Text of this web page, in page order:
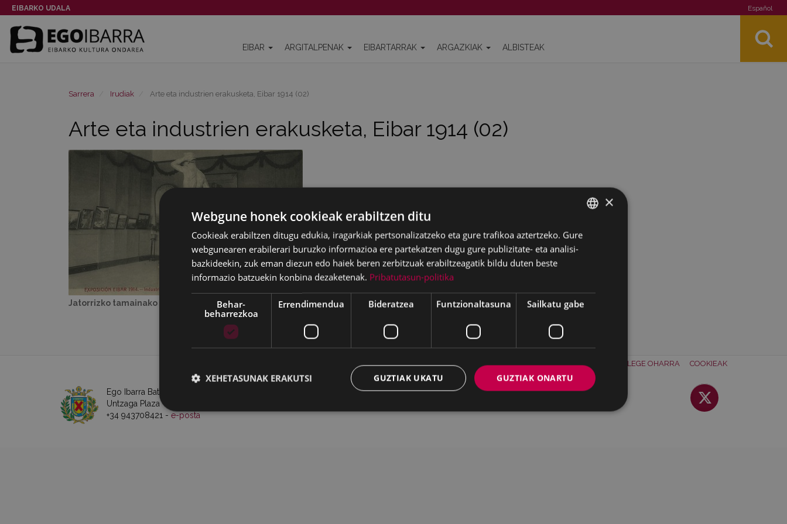
EIBARKO UDALA Español
EIBAR ARGITALPENAK EIBARTARRAK ARGAZKIAK ALBISTEAK
Sarrera Irudiak Arte eta industrien erakusketa, Eibar 1914 (02)
Arte eta industrien erakusketa, Eibar 1914 (02)
Jatorrizko tamainako irudia: | Ikusi Deskargatu
WEB MAPA IRISGARRITASUNA KONTAKTUA BATZORDEA LEGE OHARRA COOKIEAK
Ego Ibarra Batzordea - Eibarko Udala
Untzaga Plaza - 20600 Eibar
+34 943708421 - e-posta
BASQUE
SPANISH
×
Webgune honek cookieak erabiltzen ditu
Cookieak erabiltzen ditugu edukia, iragarkiak pertsonalizatzeko eta gure trafikoa aztertzeko. Gure
webgunearen erabilerari buruzko informazioa ere partekatzen dugu gure publizitate- eta analisi-
bazkideekin, zuk eman diezun edo haiek beren zerbitzuak erabiltzeagatik bildu duten beste
informazio batzuekin konbina dezaketenak. Pribatutasun-politika
Behar-
beharrezkoa
Errendimendua Bideratzea Funtzionaltasuna Sailkatu gabe
GUZTIAK ONARTU
GUZTIAK UKATU
XEHETASUNAK ERAKUTSI